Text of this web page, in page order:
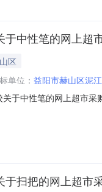
中性笔的网上超
区
单位： 益阳市赫山区泥
于中性笔的网上超市
标准\规格型号\技术标
扫把的网上超市